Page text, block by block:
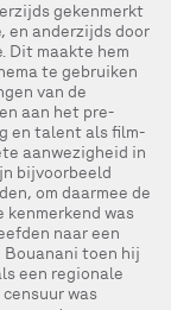
gekenmerkt
en anderzijds door
Dit maakte hem
te gebruiken
van de
aan het pre-
en talent als film-
aanwezigheid in
bijvoorbeeld
om daarmee de
was
naar een
Bouanani toen hij
een regionale
was